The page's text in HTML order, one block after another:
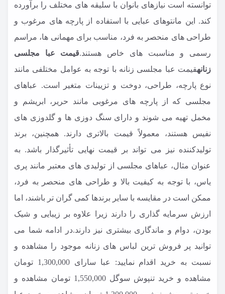
توانسته است نیازهای بانوان با سلیقه های مختلف را برآورده
کند. این مانتوهای عبایی با استفاده از پارچه های مرغوب و
طراحی های منحصر به فرد، مناسب برای مهمانی ها، مراسم
رسمی و مناسبت های خاص هستند.قیمت عبا مجلسی
زنانهقیمت عبا مجلسی زنانه با توجه به عوامل مختلفی مانند
نوع پارچه، طراحی، دوخت و تزیینات متغیر است. عباهای
مجلسی که از پارچه های مرغوبی مانند حریر، ابریشم و
مخمل تهیه می شوند و دارای سنگ دوزی ها و گلدوزی های
نفیس هستند، معمولاً قیمت بالاتری دارند. همچنین، برند
تولیدکننده نیز می تواند بر قیمت نهایی تأثیرگذار باشد. به
عنوان مثال، عباهای مجلسی از تولیدی های معتبر مانند پری
یاس، با توجه به کیفیت بالا و طراحی های منحصر به فرد،
ممکن است در مقایسه با سایر برندها کمی گران تر باشند، اما
ارزش سرمایه گذاری را دارند زیرا علاوه بر زیبایی و شیک
بودن، دوام و ماندگاری بیشتری نیز دارند.در ادامه شما می
توانید پر فروش ترین لباس های زنانه موجود را مشاهده و
نسبت به خرید اقدام نمایید: عبا سارای1,300,000 تومان
مشاهده و خرید تنپوش سوگل 1,550,000 تومان
مشاهده و